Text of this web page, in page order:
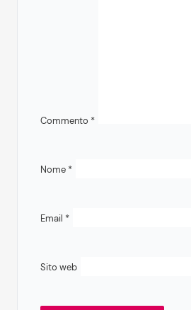
Commento *
Nome *
Email *
Sito web